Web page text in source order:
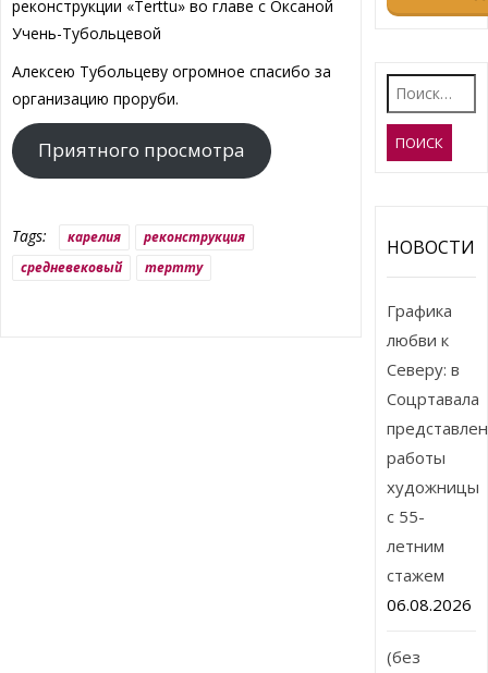
реконструкции «Terttu» во главе с Оксаной
Учень-Тубольцевой
Алексею Тубольцеву огромное спасибо за
организацию проруби.
Приятного просмотра
Tags: карелия
реконструкция
средневековый
тертту
Найти:
НОВОСТИ
Графика
любви к
Северу: в
Соцртавала
работы
художницы
с 55-
летним
стажем
06.08.2026
(без